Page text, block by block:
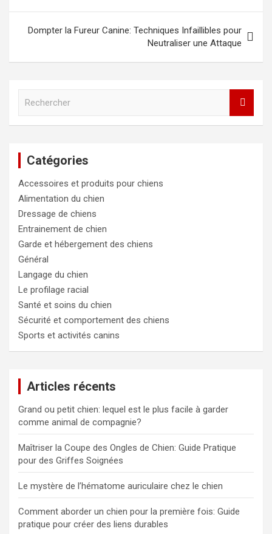
l’article
Dompter la Fureur Canine: Techniques Infaillibles pour
Neutraliser une Attaque
c
h
e
r
Catégories
Accessoires et produits pour chiens
Alimentation du chien
Dressage de chiens
Entrainement de chien
Garde et hébergement des chiens
Général
Langage du chien
Le profilage racial
Santé et soins du chien
Sécurité et comportement des chiens
Sports et activités canins
Articles récents
Grand ou petit chien: lequel est le plus facile à garder
comme animal de compagnie?
Maîtriser la Coupe des Ongles de Chien: Guide Pratique
pour des Griffes Soignées
Le mystère de l’hématome auriculaire chez le chien
Comment aborder un chien pour la première fois: Guide
pratique pour créer des liens durables